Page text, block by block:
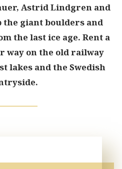
Astrid Lindgren and
giant boulders and
the last ice age. Rent a
way on the old railway
lakes and the Swedish